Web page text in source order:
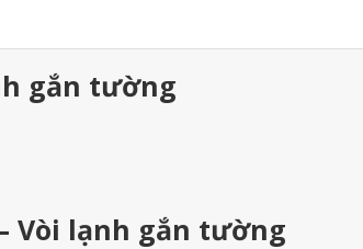
gắn tường
– Vòi lạnh gắn tường